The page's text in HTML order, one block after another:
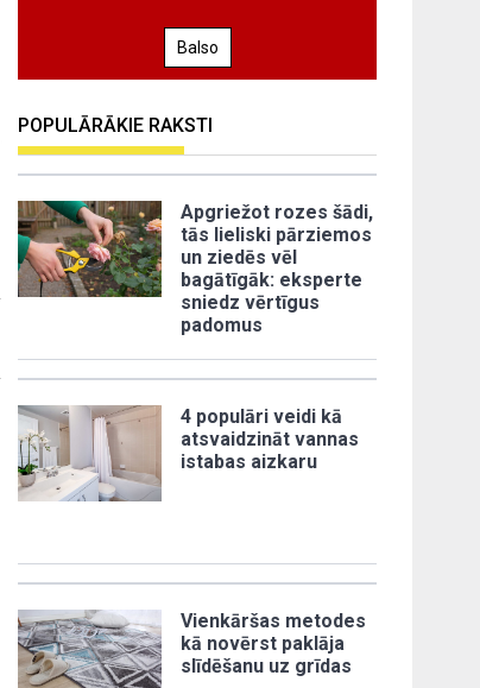
Balso
POPULĀRĀKIE RAKSTI
Apgriežot rozes šādi,
tās lieliski pārziemos
un ziedēs vēl
bagātīgāk: eksperte
sniedz vērtīgus
padomus
4 populāri veidi kā
atsvaidzināt vannas
istabas aizkaru
Vienkāršas metodes
kā novērst paklāja
slīdēšanu uz grīdas